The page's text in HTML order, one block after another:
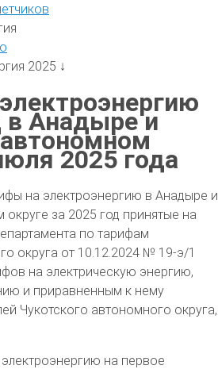
2025 ↓
в Анадыре и
2025 года
на электроэнергию в Анадыре и
за 2025 год принятые на
по тарифам
округа от 10.12.2024 № 19-э/1
на электрическую энергию,
и приравненным к нему
Чукотского автономного округа,
на первое